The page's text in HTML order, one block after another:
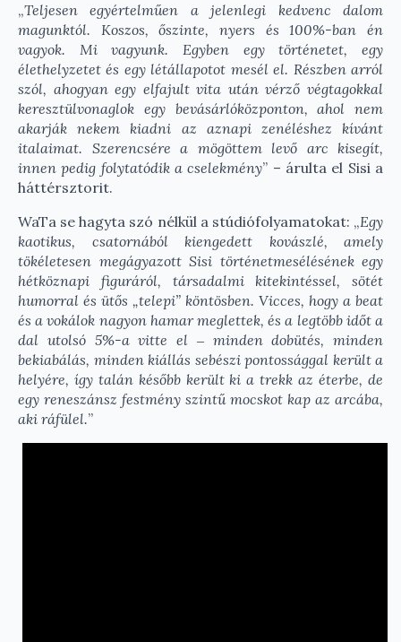
„Teljesen egyértelműen a jelenlegi kedvenc dalom
magunktól. Koszos, őszinte, nyers és 100%-ban én
vagyok. Mi vagyunk. Egyben egy történetet, egy
élethelyzetet és egy létállapotot mesél el. Részben arról
szól, ahogyan egy elfajult vita után vérző végtagokkal
keresztülvonaglok egy bevásárlóközponton, ahol nem
akarják nekem kiadni az aznapi zenéléshez kívánt
italaimat. Szerencsére a mögöttem levő arc kisegít,
innen pedig folytatódik a cselekmény” – árulta el Sisi a
háttérsztorit.
WaTa se hagyta szó nélkül a stúdiófolyamatokat: „Egy
kaotikus, csatornából kiengedett kovászlé, amely
tökéletesen megágyazott Sisi történetmesélésének egy
hétköznapi figuráról, társadalmi kitekintéssel, sötét
humorral és ütős „telepi” köntösben. Vicces, hogy a beat
és a vokálok nagyon hamar meglettek, és a legtöbb időt a
dal utolsó 5%-a vitte el ‒ minden dobütés, minden
bekiabálás, minden kiállás sebészi pontossággal került a
helyére, így talán később került ki a trekk az éterbe, de
egy reneszánsz festmény szintű mocskot kap az arcába,
aki ráfülel.”